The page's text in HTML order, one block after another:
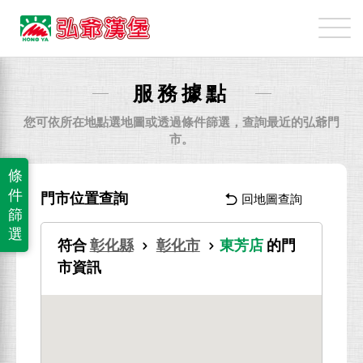
弘
爺
國
業
份
有
限
公
司
服務據點
您可依所在地點選地圖或透過條件篩選，查詢最近的弘爺門
市。
條
件
篩
選
門市位置查詢 回地圖查詢
符合 彰化縣 彰化市 東芳店 的門
市資訊